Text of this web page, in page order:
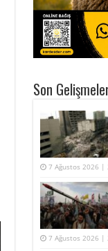
Son
7 Ağustos 2026 |
7 Ağustos 2026 |